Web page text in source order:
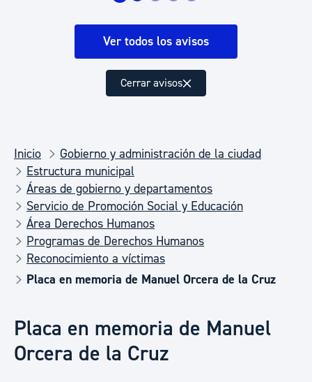
Ver todos los avisos
Cerrar avisos
Inicio
Gobierno y administración de la ciudad
Estructura municipal
Áreas de gobierno y departamentos
Servicio de Promoción Social y Educación
Área Derechos Humanos
Programas de Derechos Humanos
Reconocimiento a víctimas
Placa en memoria de Manuel Orcera de la Cruz
Placa en memoria de Manuel
Orcera de la Cruz